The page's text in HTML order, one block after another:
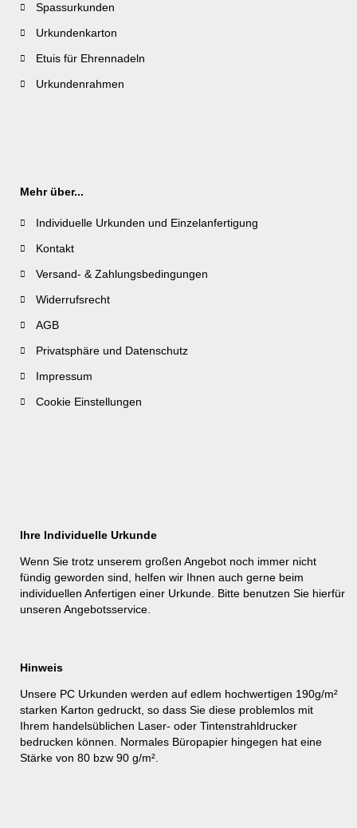
Spassurkunden
Urkundenkarton
Etuis für Ehrennadeln
Urkundenrahmen
Mehr über...
Individuelle Urkunden und Einzelanfertigung
Kontakt
Versand- & Zahlungsbedingungen
Widerrufsrecht
AGB
Privatsphäre und Datenschutz
Impressum
Cookie Einstellungen
Ihre Individuelle Urkunde
Wenn Sie trotz unserem großen Angebot noch immer nicht
fündig geworden sind, helfen wir Ihnen auch gerne beim
individuellen Anfertigen einer Urkunde. Bitte benutzen Sie hierfür
unseren Angebotsservice
Hinweis
Unsere PC Urkunden werden auf edlem hochwertigen 190g/m²
starken Karton gedruckt, so dass Sie diese problemlos mit
Ihrem handelsüblichen Laser- oder Tintenstrahldrucker
bedrucken können. Normales Büropapier hingegen hat eine
Stärke von 80 bzw 90 g/m².